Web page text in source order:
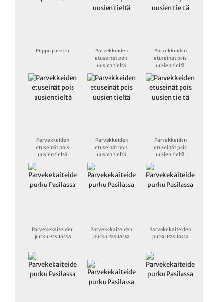
Piippu purettu
Parvekkeiden
etuseinät pois
uusien tieltä
Parvekkeiden
etuseinät pois
uusien tieltä
Parvekkeiden
etuseinät pois
uusien tieltä
Parvekkeiden
etuseinät pois
uusien tieltä
Parvekkeiden
etuseinät pois
uusien tieltä
Parvekekaiteiden
purku Pasilassa
Parvekekaiteiden
purku Pasilassa
Parvekekaiteiden
purku Pasilassa